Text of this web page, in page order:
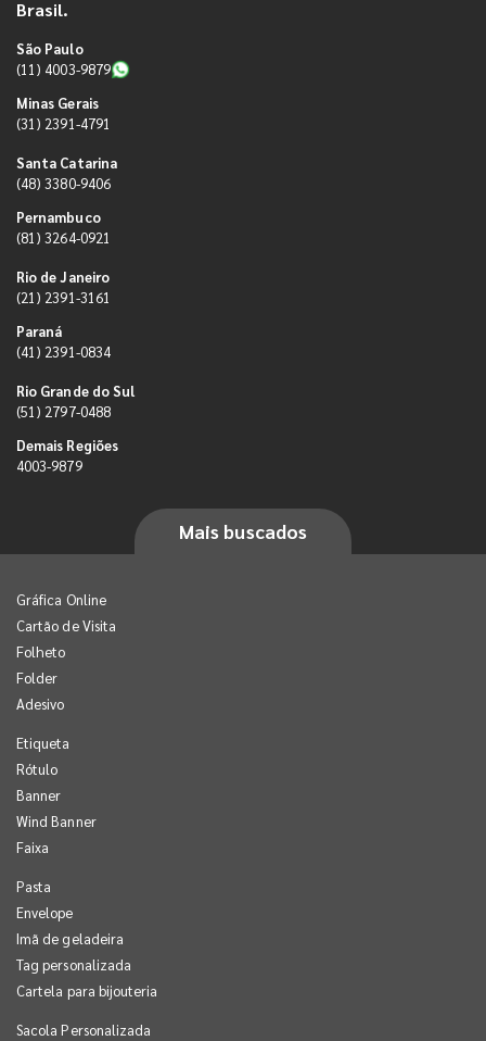
Brasil.
São Paulo
(11) 4003-9879
Minas Gerais
(31) 2391-4791
Santa Catarina
(48) 3380-9406
Pernambuco
(81) 3264-0921
Rio de Janeiro
(21) 2391-3161
Paraná
(41) 2391-0834
Rio Grande do Sul
(51) 2797-0488
Demais Regiões
4003-9879
Mais buscados
Gráfica Online
Cartão de Visita
Folheto
Folder
Adesivo
Etiqueta
Rótulo
Banner
Wind Banner
Faixa
Pasta
Envelope
Imã de geladeira
Tag personalizada
Cartela para bijouteria
Sacola Personalizada